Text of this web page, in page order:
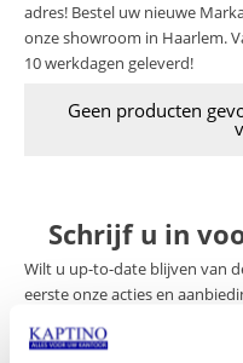
adres! Bestel uw nieuwe
onze showroom in Haarlem.
10 werkdagen geleverd!
Geen producten
Schrijf u in
Wilt u up-to-date blijven van
eerste onze acties en
u dan in voor onze
achter te laten.